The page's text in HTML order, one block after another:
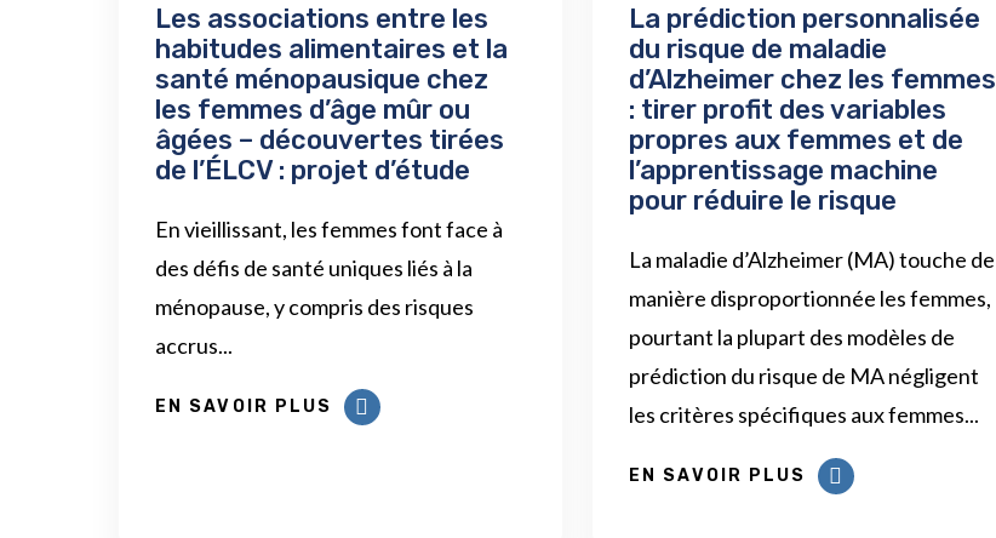
Les associations entre les
habitudes alimentaires et la
santé ménopausique chez
les femmes d’âge mûr ou
âgées – découvertes tirées
de l’ÉLCV : projet d’étude
En vieillissant, les femmes font face à
des défis de santé uniques liés à la
ménopause, y compris des risques
accrus...
EN SAVOIR PLUS
La prédiction personnalisée
du risque de maladie
d’Alzheimer chez les femmes
: tirer profit des variables
propres aux femmes et de
l’apprentissage machine
pour réduire le risque
La maladie d’Alzheimer (MA) touche de
manière disproportionnée les femmes,
pourtant la plupart des modèles de
prédiction du risque de MA négligent
les critères spécifiques aux femmes...
EN SAVOIR PLUS